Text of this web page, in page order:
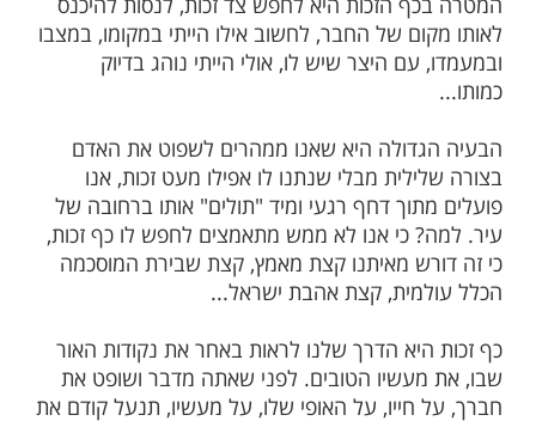
חן בעיניי התלמידים אך הרב לא הסתפק
"כשקונים זוג נעליים חדשות והרגל בקושי
את הרגל לתוך הנעל באמצעות כף
עושה הכף? מקצרת את הרגל? מרחיבה את
זה ולא זה. הכף פשוט דוחפת את הרגל
השימוש ב'כף זכות' – אם תדחוף בחוזקה, בסוף
בליבנו')